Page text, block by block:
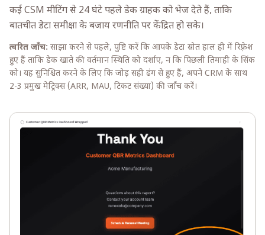
कई CSM मीटिंग से 24 घंटे पहले डेक ग्राहक को भेज देते हैं, ताकि
बातचीत डेटा समीक्षा के बजाय रणनीति पर केंद्रित हो सके।
त्वरित जाँच: साझा करने से पहले, पुष्टि करें कि आपके डेटा स्रोत हाल ही में रिफ़्रेश
हुए हैं ताकि डेक खाते की वर्तमान स्थिति को दर्शाए, न कि पिछली तिमाही के सिंक
को। यह सुनिश्चित करने के लिए कि जोड़ सही ढंग से हुए हैं, अपने CRM के साथ
2-3 प्रमुख मेट्रिक्स (ARR, MAU, टिकट संख्या) की जाँच करें।